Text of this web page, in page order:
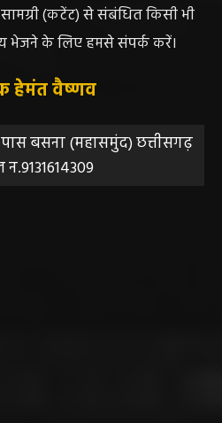
(कटेंट) से संबंधित किसी भी
भेजने के लिए हमसे संपर्क करें।
हेमंत वैष्णव
बसना (महासमुंद) छत्तीसगढ़